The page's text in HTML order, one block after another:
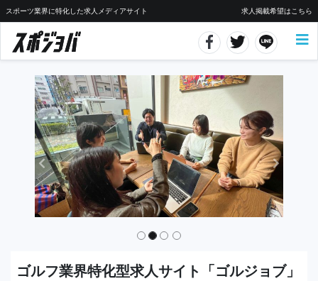
スポーツ業界に特化した求人メディアサイト 求人掲載希望はこちら
ゴルフ業界特化型求人サイト「ゴルジョブ」